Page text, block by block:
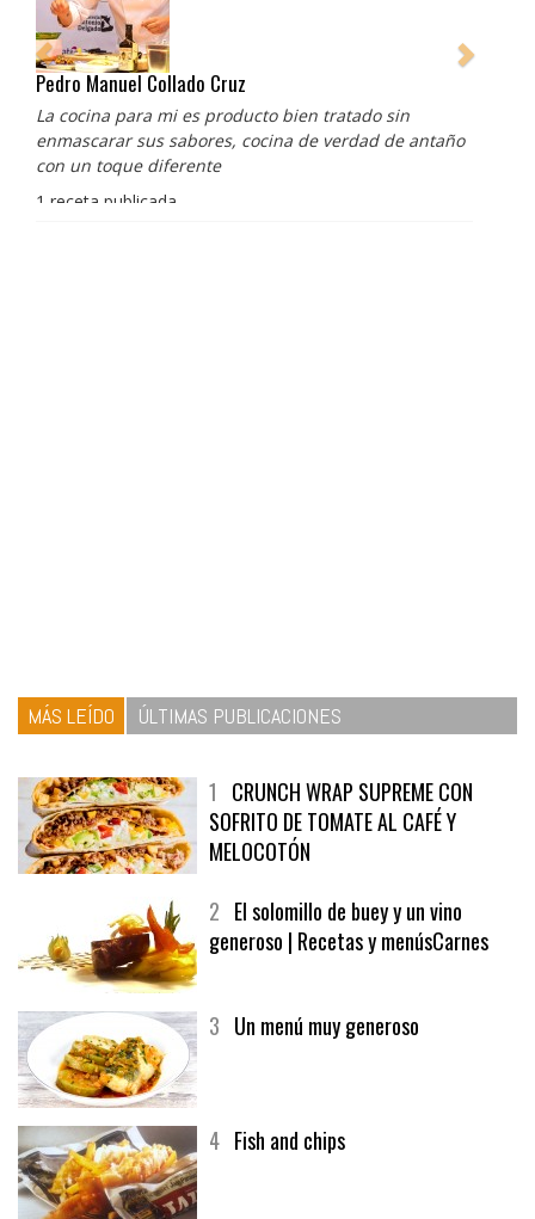
Pedro Manuel Collado Cruz
La cocina para mi es producto bien tratado sin
enmascarar sus sabores, cocina de verdad de antaño
con un toque diferente
1 receta publicada
1CRUNCH WRAP SUPREME CON
SOFRITO DE TOMATE AL CAFÉ Y
MELOCOTÓN
2El solomillo de buey y un vino